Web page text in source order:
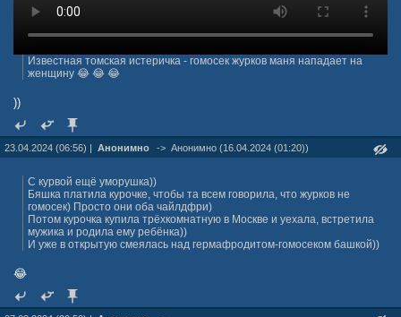
Известная томская истеричка - гомосек журков маня нападает на
женщину 😂 😂 😂
))
23.04.2024 (06:56) | Анонимно -> Анонимно (16.04.2024 (01:20))
С курвой ещё уморушка))
Бяшка платила курочке, чтобы та всем говорила, что журков не
гомосек) Просто они оба чайлдфри)
Потом курочка купила трёхкомнатную в Москве и уехала, встретила
мужика и родила ему ребёнка))
И уже в открытую смеялась над гермафродитом-гомосеком башкой))
😂